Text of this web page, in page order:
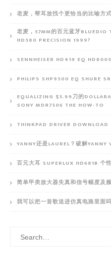
老麦，帮耳放找个更恰当的比喻方
老麦，57MM的百元蓝牙BLUEDIO
HD580 PRECISION 1999?
SENNHEISER HD419 EQ
PHILIPS SHP9500 EQ SHURE
EQUALIZING $3.99刀的
SONY MDR7506 THE HOW-TO
THINKPAD DRIVER DOWNLOAD
YANNY还是LAUREL？破解YANNY
百元大耳 SUPERLUX HD681B 个
简单甲类放大器失真和信号幅度及
我可以把一首歌送进仿真电路里面
Search